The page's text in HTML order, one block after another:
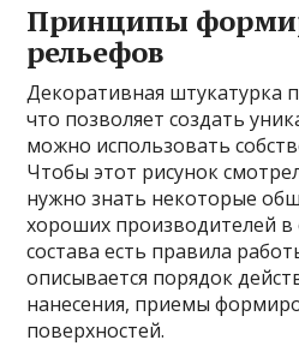
Принципы
рельефов
Декоративная штукатурка
что позволяет создать
можно использовать
Чтобы этот рисунок
нужно знать некоторые
хороших производителей в
состава есть правила
описывается порядок
нанесения, приемы
поверхностей.